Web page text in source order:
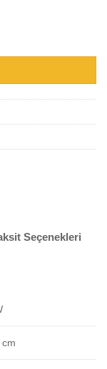
Seçenekleri
cm